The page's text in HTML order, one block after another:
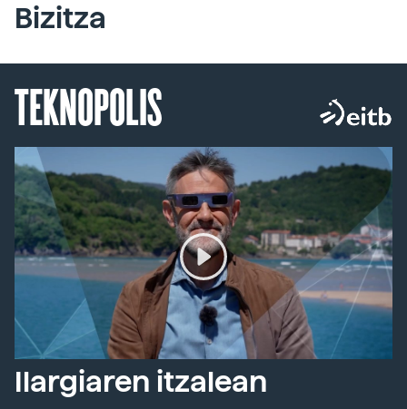
Bizitza
TEKNOPOLIS
Ilargiaren itzalean